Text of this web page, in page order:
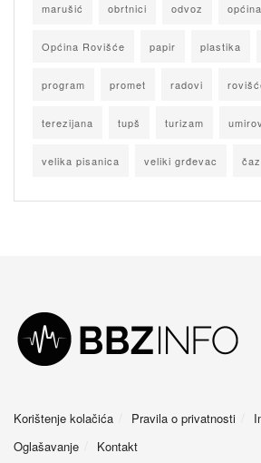
marušić obrtnici odvoz
Općina Rovišće papir plastika
program promet radovi
terezijana tupš turizam
velika pisanica veliki grđevac
Korištenje kolačića Pravila o privatnosti
Oglašavanje
Kontakt